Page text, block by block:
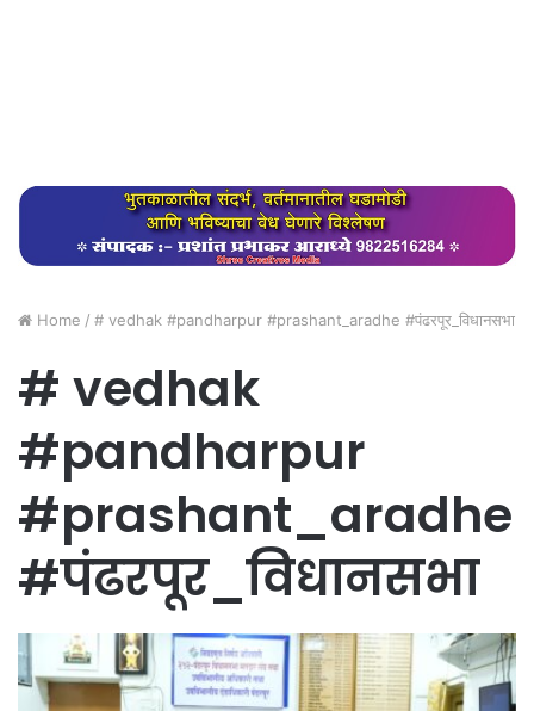
Home / # vedhak #pandharpur #prashant_aradhe #पंढरपूर_विधानसभा
# vedhak
#pandharpur
#prashant_aradhe
#पंढरपूर_विधानसभा